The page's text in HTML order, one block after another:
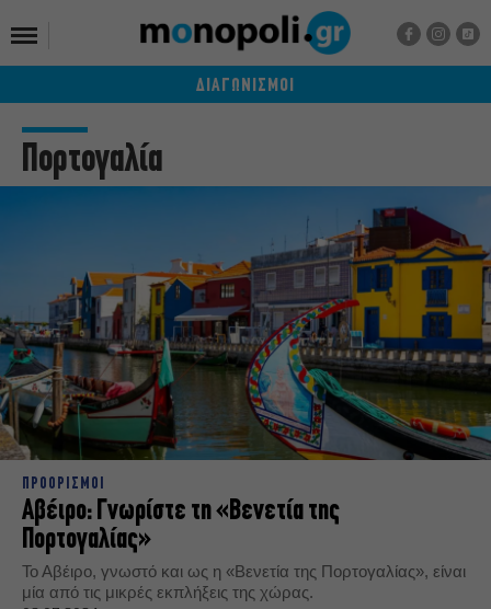
ΔΙΑΓΩΝΙΣΜΟΙ
Πορτογαλία
ΠΡΟΟΡΙΣΜΟΙ
Αβέιρο: Γνωρίστε τη «Βενετία της
Πορτογαλίας»
Το Αβέιρο, γνωστό και ως η «Βενετία της Πορτογαλίας», είναι
μία από τις μικρές εκπλήξεις της χώρας.